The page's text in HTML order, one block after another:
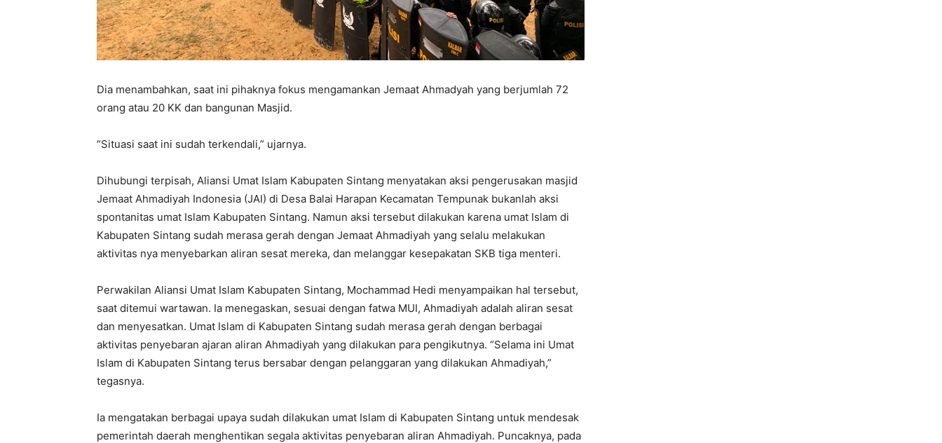
Dia menambahkan, saat ini pihaknya fokus mengamankan Jemaat Ahmadyah yang berjumlah 72
orang atau 20 KK dan bangunan Masjid.
“Situasi saat ini sudah terkendali,” ujarnya.
Dihubungi terpisah, Aliansi Umat Islam Kabupaten Sintang menyatakan aksi pengerusakan masjid
Jemaat Ahmadiyah Indonesia (JAI) di Desa Balai Harapan Kecamatan Tempunak bukanlah aksi
spontanitas umat Islam Kabupaten Sintang. Namun aksi tersebut dilakukan karena umat Islam di
Kabupaten Sintang sudah merasa gerah dengan Jemaat Ahmadiyah yang selalu melakukan
aktivitas nya menyebarkan aliran sesat mereka, dan melanggar kesepakatan SKB tiga menteri.
Perwakilan Aliansi Umat Islam Kabupaten Sintang, Mochammad Hedi menyampaikan hal tersebut,
saat ditemui wartawan. Ia menegaskan, sesuai dengan fatwa MUI, Ahmadiyah adalah aliran sesat
dan menyesatkan. Umat Islam di Kabupaten Sintang sudah merasa gerah dengan berbagai
aktivitas penyebaran ajaran aliran Ahmadiyah yang dilakukan para pengikutnya. “Selama ini Umat
Islam di Kabupaten Sintang terus bersabar dengan pelanggaran yang dilakukan Ahmadiyah,”
tegasnya.
Ia mengatakan berbagai upaya sudah dilakukan umat Islam di Kabupaten Sintang untuk mendesak
pemerintah daerah menghentikan segala aktivitas penyebaran aliran Ahmadiyah. Puncaknya, pada